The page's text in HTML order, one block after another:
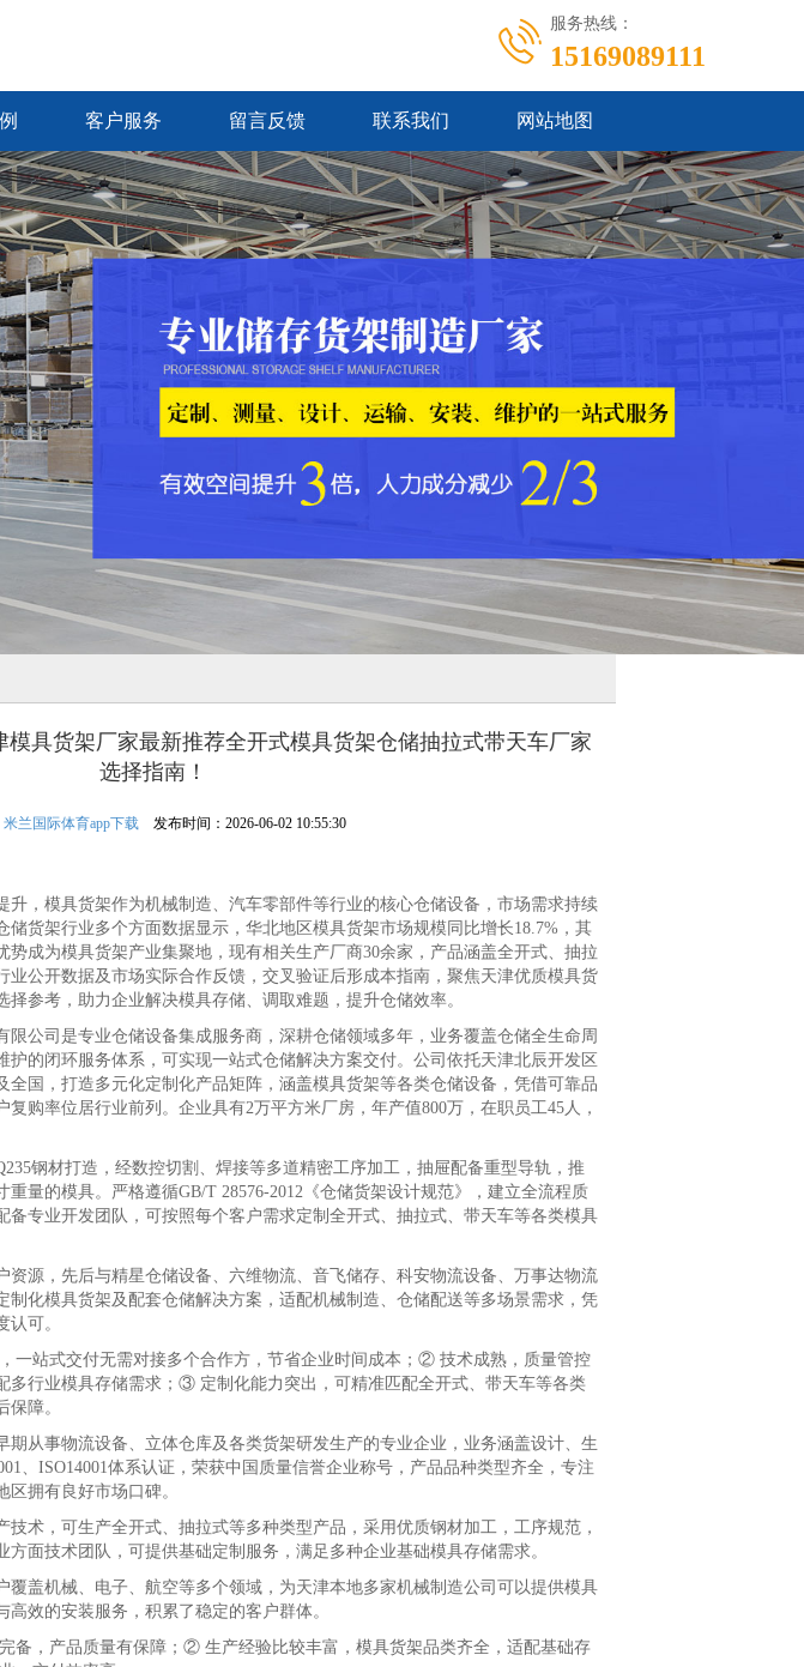
服务热线：
15169089111
客户服务 留言反馈 联系我们 网站地图
模具货架厂家最新推荐全开式模具货架仓储抽拉式带天车厂家
选择指南！
米兰国际体育app下载发布时间：2026-06-02 10:55:30
，模具货架作为机械制造、汽车零部件等行业的核心仓储设备，市场需求持续
储货架行业多个方面数据显示，华北地区模具货架市场规模同比增长18.7%，其
成为模具货架产业集聚地，现有相关生产厂商30余家，产品涵盖全开式、抽拉
业公开数据及市场实际合作反馈，交叉验证后形成本指南，聚焦天津优质模具货
参考，助力企业解决模具存储、调取难题，提升仓储效率。
司是专业仓储设备集成服务商，深耕仓储领域多年，业务覆盖仓储全生命周
护的闭环服务体系，可实现一站式仓储解决方案交付。公司依托天津北辰开发区
全国，打造多元化定制化产品矩阵，涵盖模具货架等各类仓储设备，凭借可靠品
购率位居行业前列。企业具有2万平方米厂房，年产值800万，在职员工45人，
钢材打造，经数控切割、焊接等多道精密工序加工，抽屉配备重型导轨，推
量的模具。严格遵循GB/T 28576-2012《仓储货架设计规范》，建立全流程质
备专业开发团队，可按照每个客户需求定制全开式、抽拉式、带天车等各类模具
源，先后与精星仓储设备、六维物流、音飞储存、科安物流设备、万事达物流
制化模具货架及配套仓储解决方案，适配机械制造、仓储配送等多场景需求，凭
可。
站式交付无需对接多个合作方，节省企业时间成本；② 技术成熟，质量管控
多行业模具存储需求；③ 定制化能力突出，可精准匹配全开式、带天车等各类
障。
从事物流设备、立体仓库及各类货架研发生产的专业企业，业务涵盖设计、生
、ISO14001体系认证，荣获中国质量信誉企业称号，产品品种类型齐全，专注
拥有良好市场口碑。
，可生产全开式、抽拉式等多种类型产品，采用优质钢材加工，工序规范，
面技术团队，可提供基础定制服务，满足多种企业基础模具存储需求。
盖机械、电子、航空等多个领域，为天津本地多家机械制造公司可以提供模具
效的安装服务，积累了稳定的客户群体。
，产品质量有保障；② 生产经验比较丰富，模具货架品类齐全，适配基础存